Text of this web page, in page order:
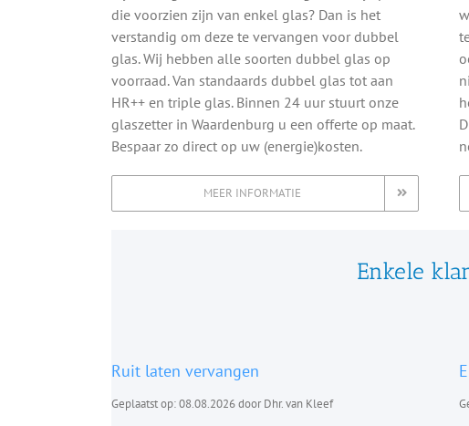
die voorzien zijn van enkel glas? Dan is het
verstandig om deze te vervangen voor dubbel
glas. Wij hebben alle soorten dubbel glas op
voorraad. Van standaards dubbel glas tot aan
HR++ en triple glas. Binnen 24 uur stuurt onze
glaszetter in Waardenburg u een offerte op maat.
Bespaar zo direct op uw (energie)kosten.
MEER INFORMATIE
Enkele
Ruit laten vervangen
Geplaatst op: 08.08.2026 door Dhr. van Kleef